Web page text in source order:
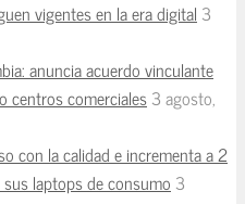
vigentes en la era digital 3
anuncia acuerdo vinculante
centros comerciales3 agosto,
con la calidad e incrementa a 2
laptops de consumo 3